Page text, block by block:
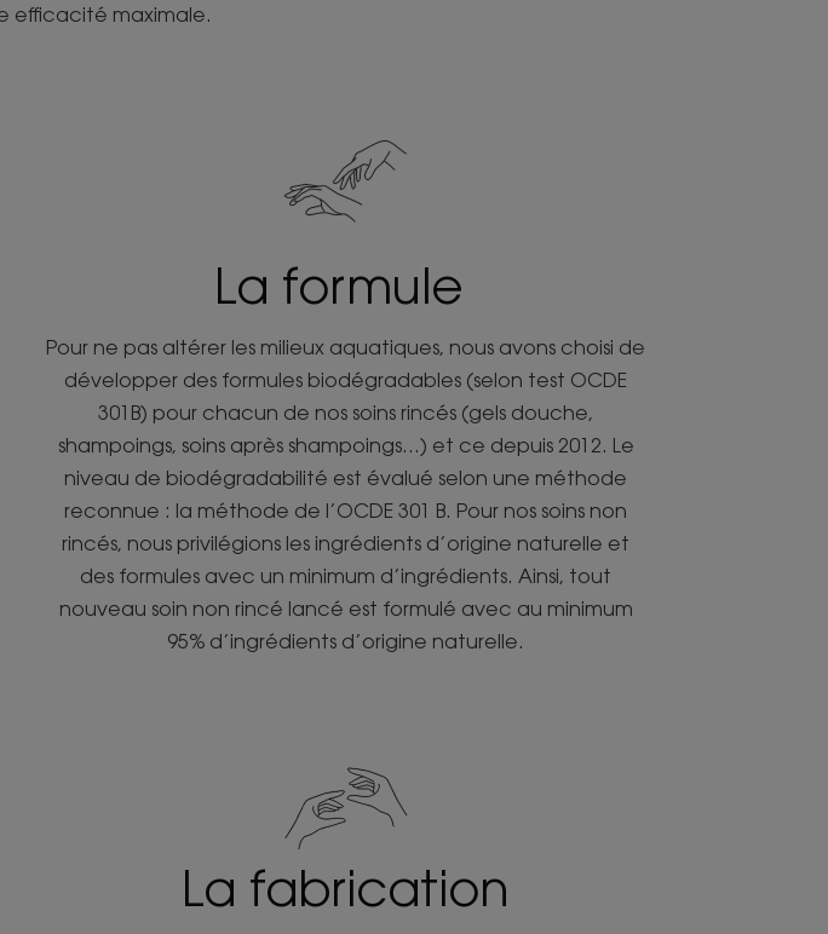
efficacité maximale.
La formule
Pour ne pas altérer les milieux aquatiques, nous avons choisi de
développer des formules biodégradables (selon test OCDE
301B) pour chacun de nos soins rincés (gels douche,
shampoings, soins après shampoings…) et ce depuis 2012. Le
niveau de biodégradabilité est évalué selon une méthode
reconnue : la méthode de l’OCDE 301 B. Pour nos soins non
rincés, nous privilégions les ingrédients d’origine naturelle et
des formules avec un minimum d’ingrédients. Ainsi, tout
nouveau soin non rincé lancé est formulé avec au minimum
95% d’ingrédients d’origine naturelle.
La fabrication